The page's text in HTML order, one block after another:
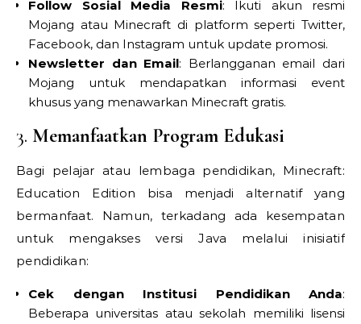
Follow Sosial Media Resmi: Ikuti akun resmi
Mojang atau Minecraft di platform seperti Twitter,
Facebook, dan Instagram untuk update promosi.
Newsletter dan Email: Berlangganan email dari
Mojang untuk mendapatkan informasi event
khusus yang menawarkan Minecraft gratis.
3. Memanfaatkan Program Edukasi
Bagi pelajar atau lembaga pendidikan, Minecraft:
Education Edition bisa menjadi alternatif yang
bermanfaat. Namun, terkadang ada kesempatan
untuk mengakses versi Java melalui inisiatif
pendidikan:
Cek dengan Institusi Pendidikan Anda:
Beberapa universitas atau sekolah memiliki lisensi